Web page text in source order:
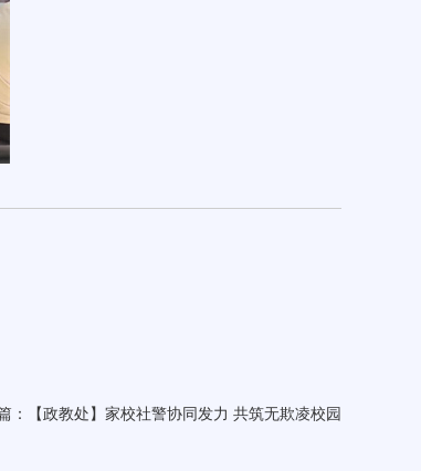
： 【政教处】家校社警协同发力 共筑无欺凌校园